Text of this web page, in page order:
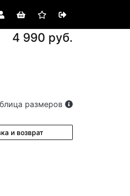
4 990 руб.
размеров
и возврат